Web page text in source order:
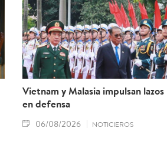
Vietnam y Malasia impulsan lazos
en defensa
06/08/2026 NOTICIEROS